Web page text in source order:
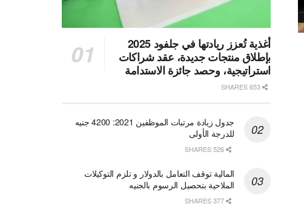
أغذية تُعزز ريادتها في جلفود 2025
بإطلاق منتجات جديدة، عقد شراكات
استراتيجية، وحصد جائزة الاستدامة
جدول زيادة مرتبات الموظفين 2021: 4200 جنيه
للدرجة الأولى
المالية توقف التعامل بالدولار و تلزم التوكيلات
الملاحية بتحصيل الرسوم بالجنيه